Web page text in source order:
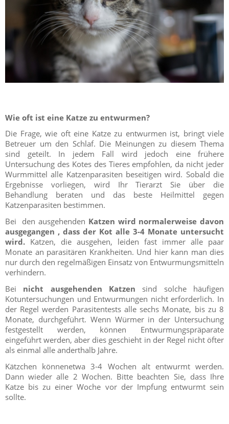
Wie oft ist eine Katze zu entwurmen?
Die Frage, wie oft eine Katze zu entwurmen ist, bringt viele
Betreuer um den Schlaf. Die Meinungen zu diesem Thema
sind geteilt. In jedem Fall wird jedoch eine frühere
Untersuchung des Kotes des Tieres empfohlen, da nicht jeder
Wurmmittel alle Katzenparasiten beseitigen wird. Sobald die
Ergebnisse vorliegen, wird Ihr Tierarzt Sie über die
Behandlung beraten und das beste Heilmittel gegen
Katzenparasiten bestimmen.
Bei den ausgehenden Katzen wird normalerweise davon
ausgegangen , dass der Kot alle 3-4 Monate untersucht
wird. Katzen, die ausgehen, leiden fast immer alle paar
Monate an parasitären Krankheiten. Und hier kann man dies
nur durch den regelmäßigen Einsatz von Entwurmungsmitteln
verhindern.
Bei nicht ausgehenden Katzen sind solche häufigen
Kotuntersuchungen und Entwurmungen nicht erforderlich. In
der Regel werden Parasitentests alle sechs Monate, bis zu 8
Monate, durchgeführt. Wenn Würmer in der Untersuchung
festgestellt werden, können Entwurmungspräparate
eingeführt werden, aber dies geschieht in der Regel nicht öfter
als einmal alle anderthalb Jahre.
Kätzchen könnenetwa 3-4 Wochen alt entwurmt werden.
Dann wieder alle 2 Wochen. Bitte beachten Sie, dass Ihre
Katze bis zu einer Woche vor der Impfung entwurmt sein
sollte.